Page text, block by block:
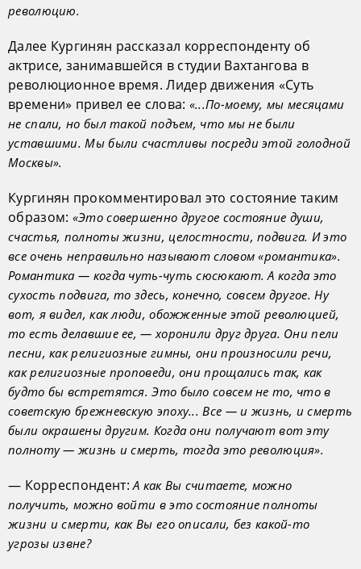
революцию.
Далее Кургинян рассказал корреспонденту об
актрисе, занимавшейся в студии Вахтангова в
революционное время. Лидер движения «Суть
времени» привел ее слова: «...По-моему, мы месяцами
не спали, но был такой подъем, что мы не были
уставшими. Мы были счастливы посреди этой голодной
Москвы».
Кургинян прокомментировал это состояние таким
образом: «Это совершенно другое состояние души,
счастья, полноты жизни, целостности, подвига. И это
все очень неправильно называют словом «романтика».
Романтика — когда чуть-чуть сюсюкают. А когда это
сухость подвига, то здесь, конечно, совсем другое. Ну
вот, я видел, как люди, обожженные этой революцией,
то есть делавшие ее, — хоронили друг друга. Они пели
песни, как религиозные гимны, они произносили речи,
как религиозные проповеди, они прощались так, как
будто бы встретятся. Это было совсем не то, что в
советскую брежневскую эпоху... Все — и жизнь, и смерть
были окрашены другим. Когда они получают вот эту
полноту — жизнь и смерть, тогда это революция».
— Корреспондент:А как Вы считаете, можно
получить, можно войти в это состояние полноты
жизни и смерти, как Вы его описали, без какой-то
угрозы извне?